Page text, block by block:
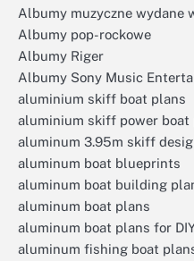
Albumy muzyczne wydane
Albumy pop-rockowe
Albumy Riger
Albumy Sony Music
aluminium skiff boat plans
aluminium skiff power boat
aluminum 3.95m skiff
aluminum boat blueprints
aluminum boat building
aluminum boat plans
aluminum boat plans for
aluminum fishing boat